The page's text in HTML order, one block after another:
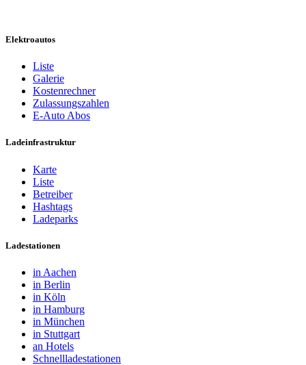
Elektroautos
Liste
Galerie
Kostenrechner
Zulassungszahlen
E-Auto Abos
Ladeinfrastruktur
Karte
Liste
Betreiber
Hashtags
Ladeparks
Ladestationen
in Aachen
in Berlin
in Köln
in Hamburg
in München
in Stuttgart
an Hotels
Schnellladestationen